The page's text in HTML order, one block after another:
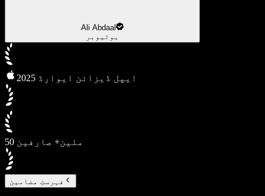
Ali Abdaal
یوٹیوبر
2025 ایپل ڈیزائن ایوارڈ
50 ملین+ صارفین
فہرستِ مضامین